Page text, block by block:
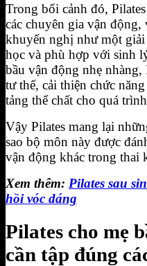
Trong bối cảnh đó,
các chuyên gia vận
khuyến nghị như một
học và phù hợp với sinh
bầu vận động nhẹ
tư thế, cải thiện chức
tảng thể chất cho quá
Vậy Pilates mang lại
sao bộ môn này được
vận động khác trong thai
Xem thêm: Pilates sau
hồi vóc dáng
Pilates cho mẹ
cần tập đúng